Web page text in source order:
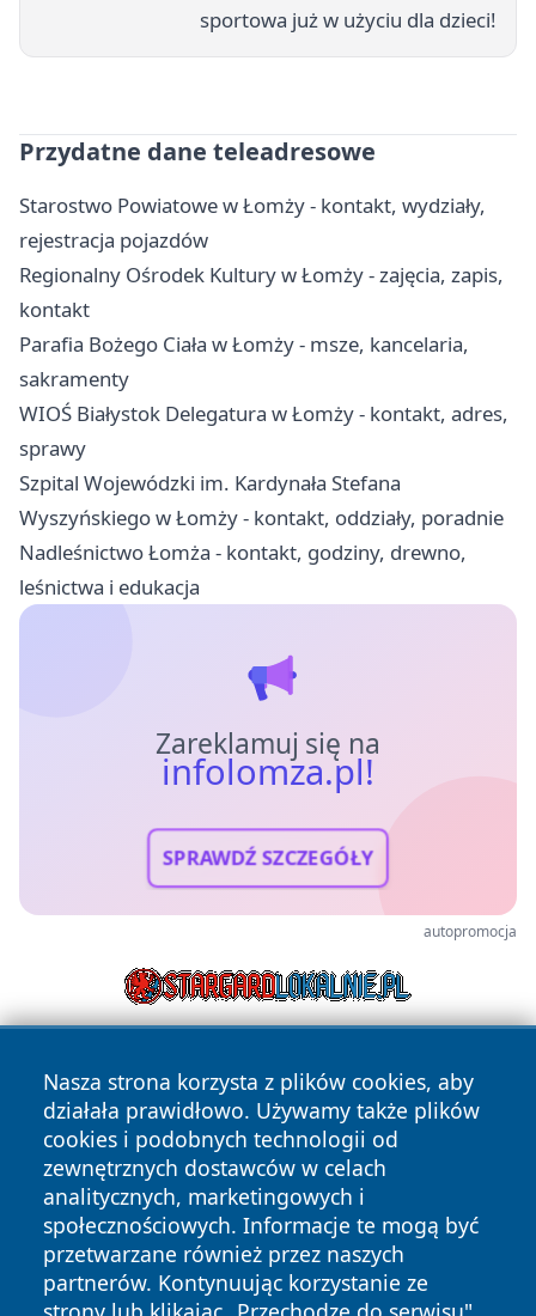
sportowa już w użyciu dla dzieci!
Przydatne dane teleadresowe
Starostwo Powiatowe w Łomży - kontakt, wydziały,
rejestracja pojazdów
Regionalny Ośrodek Kultury w Łomży - zajęcia, zapis,
kontakt
Parafia Bożego Ciała w Łomży - msze, kancelaria,
sakramenty
WIOŚ Białystok Delegatura w Łomży - kontakt, adres,
sprawy
Szpital Wojewódzki im. Kardynała Stefana
Wyszyńskiego w Łomży - kontakt, oddziały, poradnie
Nadleśnictwo Łomża - kontakt, godziny, drewno,
leśnictwa i edukacja
Zareklamuj się na
infolomza.pl!
SPRAWDŹ SZCZEGÓŁY
autopromocja
Nasza strona korzysta z plików cookies, aby
działała prawidłowo. Używamy także plików
cookies i podobnych technologii od
zewnętrznych dostawców w celach
analitycznych, marketingowych i
społecznościowych. Informacje te mogą być
przetwarzane również przez naszych
partnerów. Kontynuując korzystanie ze
Copyright © 2026 infolomza.pl Wszystkie prawa zastrzeżone.
News Autorzy
Polityka
Polityka